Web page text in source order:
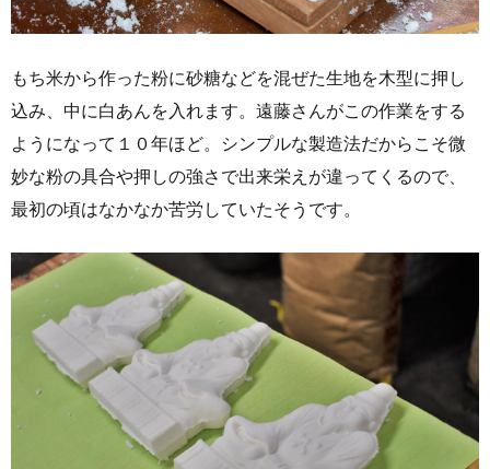
もち米から作った粉に砂糖などを混ぜた生地を木型に押し
込み、中に白あんを入れます。遠藤さんがこの作業をする
ようになって１０年ほど。シンプルな製造法だからこそ微
妙な粉の具合や押しの強さで出来栄えが違ってくるので、
最初の頃はなかなか苦労していたそうです。